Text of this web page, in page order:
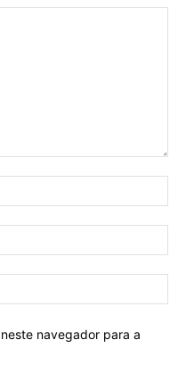
navegador para a